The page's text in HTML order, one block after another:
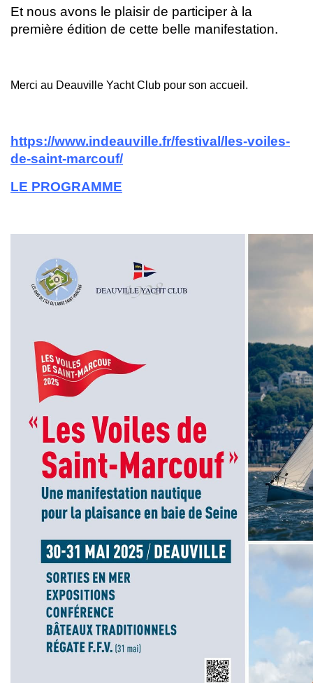
Et nous avons le plaisir de participer à la
première édition de cette belle manifestation.
Merci au Deauville Yacht Club pour son accueil.
https://www.indeauville.fr/festival/les-voiles-
de-saint-marcouf/
LE PROGRAMME